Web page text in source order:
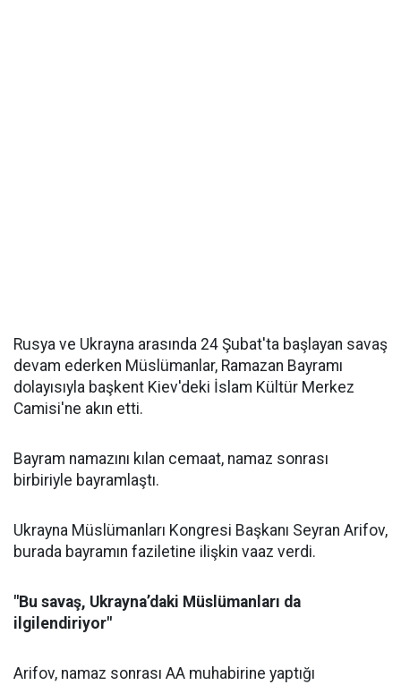
Rusya ve Ukrayna arasında 24 Şubat'ta başlayan savaş
devam ederken Müslümanlar, Ramazan Bayramı
dolayısıyla başkent Kiev'deki İslam Kültür Merkez
Camisi'ne akın etti.
Bayram namazını kılan cemaat, namaz sonrası
birbiriyle bayramlaştı.
Ukrayna Müslümanları Kongresi Başkanı Seyran Arifov,
burada bayramın faziletine ilişkin vaaz verdi.
"Bu savaş, Ukrayna’daki Müslümanları da
ilgilendiriyor"
Arifov, namaz sonrası AA muhabirine yaptığı